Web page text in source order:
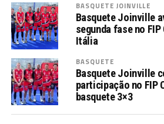
BASQUETE JOINVILLE
Basquete Joinville
segunda fase no
Itália
BASQUETE
Basquete Joinville
participação no FIP
basquete 3×3